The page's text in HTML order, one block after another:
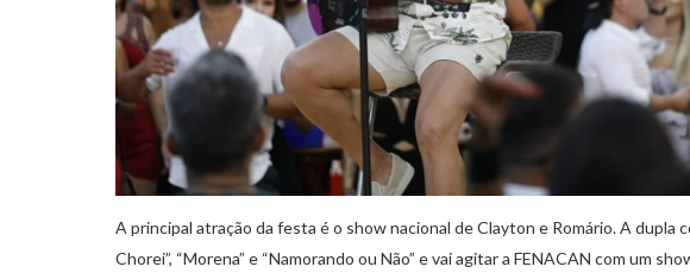
A principal atração da festa é o show nacional de Clayton e Romário. A dupla
Chorei”, “Morena” e “Namorando ou Não” e vai agitar a FENACAN com um